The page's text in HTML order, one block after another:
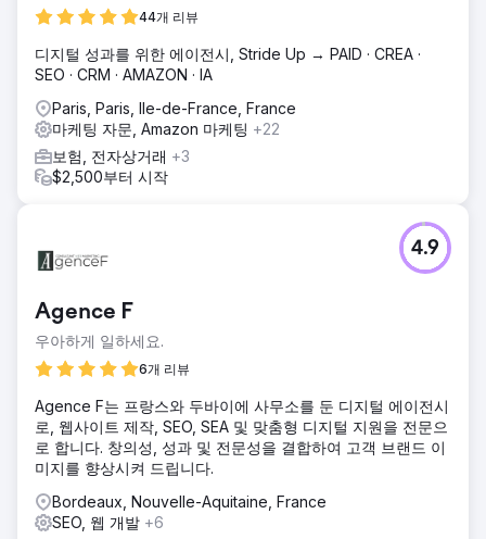
44개 리뷰
디지털 성과를 위한 에이전시, Stride Up → PAID · CREA ·
SEO · CRM · AMAZON · IA
Paris, Paris, Ile-de-France, France
마케팅 자문, Amazon 마케팅 +22
보험, 전자상거래 +3
$2,500부터 시작
Agence F
우아하게 일하세요.
6개 리뷰
4.9
Agence F는 프랑스와 두바이에 사무소를 둔 디지털 에이전시
로, 웹사이트 제작, SEO, SEA 및 맞춤형 디지털 지원을 전문으
로 합니다. 창의성, 성과 및 전문성을 결합하여 고객 브랜드 이
미지를 향상시켜 드립니다.
Bordeaux, Nouvelle-Aquitaine, France
SEO, 웹 개발 +6